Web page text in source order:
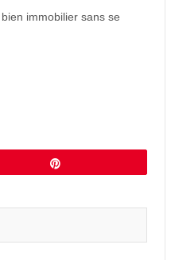
immobilier sans se